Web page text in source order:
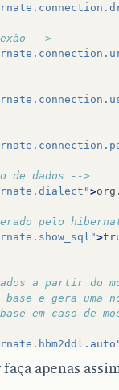
-->
de dados -->
>
pelo
>
de dados a partir
a base e gera uma
a base em caso
no
apenas